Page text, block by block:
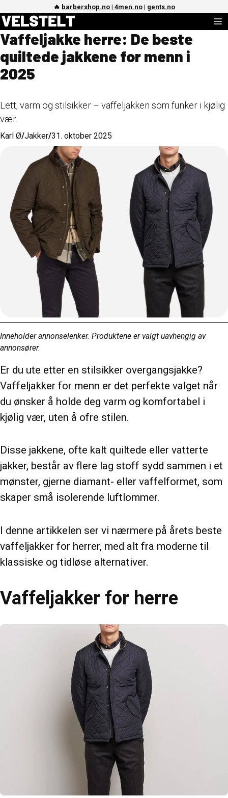
til
innhold
🔥 barbershop.no| 4men.no| gents.no
Vaffeljakke herre: De beste
quiltede jakkene for menn i
2025
Lett, varm og stilsikker – vaffeljakken som funker i kjølig
vær.
Karl Ø/Jakker/31. oktober 2025
Inneholder annonselenker. Produktene er valgt uavhengig av
annonsører.
Er du ute etter en stilsikker overgangsjakke?
Vaffeljakker for menn er det perfekte valget når
du ønsker å holde deg varm og komfortabel i
kjølig vær, uten å ofre stilen.
Disse jakkene, ofte kalt quiltede eller vatterte
jakker, består av flere lag stoff sydd sammen i et
mønster, gjerne diamant- eller vaffelformet, som
skaper små isolerende luftlommer.
I denne artikkelen ser vi nærmere på årets beste
vaffeljakker for herrer, med alt fra moderne til
klassiske og tidløse alternativer.
Vaffeljakker for herre